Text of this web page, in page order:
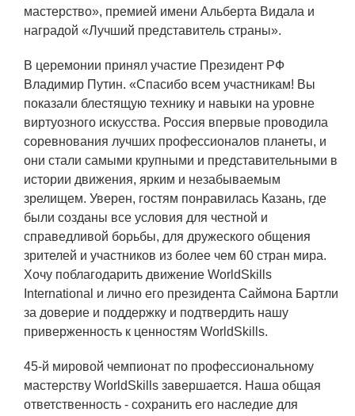
мастерство», премией имени Альберта Видала и
наградой «Лучший представитель страны».
В церемонии принял участие Президент РФ
Владимир Путин. «Спасибо всем участникам! Вы
показали блестящую технику и навыки на уровне
виртуозного искусства. Россия впервые проводила
соревнования лучших профессионалов планеты, и
они стали самыми крупными и представительными в
истории движения, ярким и незабываемым
зрелищем. Уверен, гостям понравилась Казань, где
были созданы все условия для честной и
справедливой борьбы, для дружеского общения
зрителей и участников из более чем 60 стран мира.
Хочу поблагодарить движение WorldSkills
International и лично его президента Саймона Бартли
за доверие и поддержку и подтвердить нашу
приверженность к ценностям WorldSkills.
45-й мировой чемпионат по профессиональному
мастерству WorldSkills завершается. Наша общая
ответственность - сохранить его наследие для